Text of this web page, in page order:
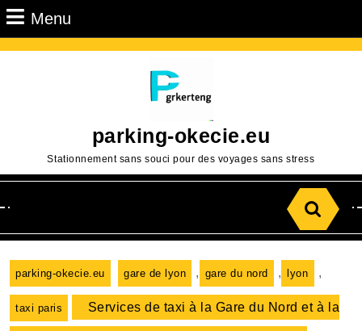
Passer
au
Menu
parking-okecie.eu
Stationnement sans souci pour des voyages sans stress
for:
parking-okecie.eu gare de lyon , gare du nord , lyon ,
taxi paris Services de taxi à la Gare du Nord et à la